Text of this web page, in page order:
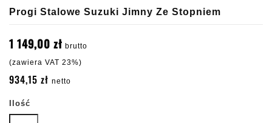
Progi Stalowe Suzuki Jimny Ze Stopniem
1 149,00 zł brutto
(zawiera VAT 23%)
934,15 zł netto
Ilość